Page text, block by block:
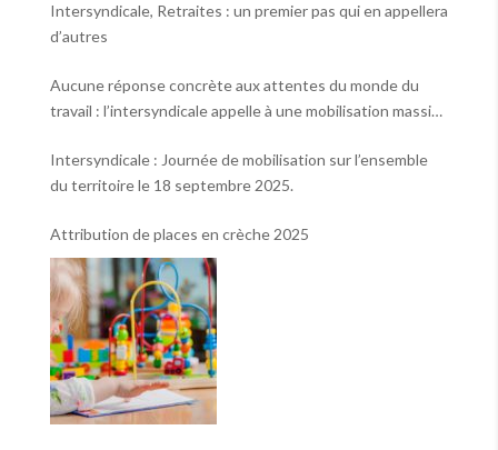
Intersyndicale, Retraites : un premier pas qui en appellera
d’autres
Aucune réponse concrète aux attentes du monde du
travail : l’intersyndicale appelle à une mobilisation massive
Intersyndicale : Journée de mobilisation sur l’ensemble
du territoire le 18 septembre 2025.
Attribution de places en crèche 2025